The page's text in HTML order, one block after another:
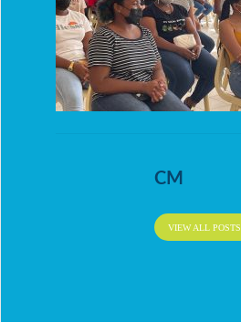
CM
VIEW ALL POSTS